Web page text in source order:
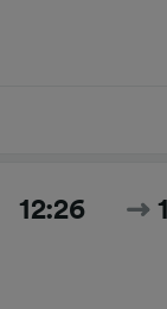
12:26